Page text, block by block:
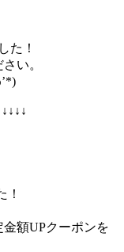
た！
い。
！
額UPクーポンを